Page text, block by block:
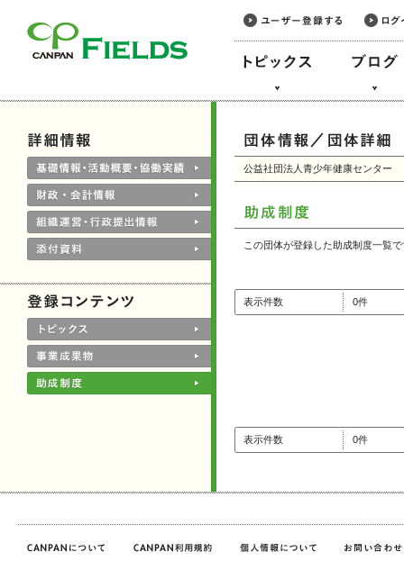
公益社団法人青少年健康センター
この団体が登録した助成制度一覧
表示件数 0件
表示件数 0件